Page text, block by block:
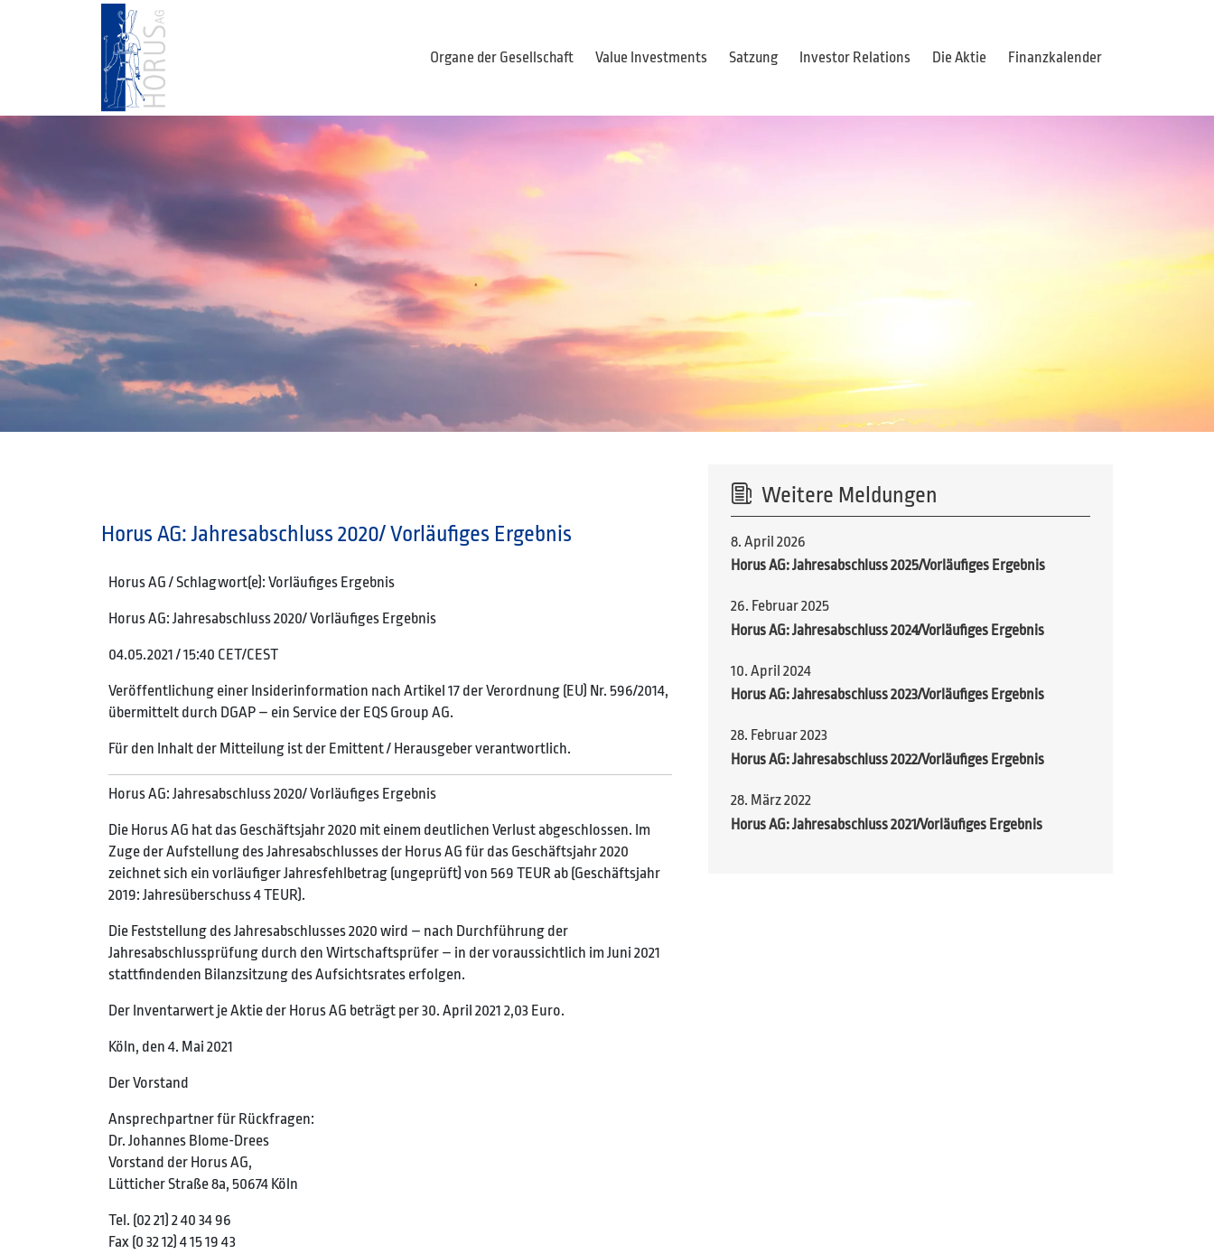
Organe der Gesellschaft Value Investments Satzung Investor Relations Die Aktie Finanzkalender
Horus AG: Jahresabschluss 2020/ Vorläufiges Ergebnis
Horus AG / Schlagwort(e): Vorläufiges Ergebnis
Horus AG: Jahresabschluss 2020/ Vorläufiges Ergebnis
04.05.2021 / 15:40 CET/CEST
Veröffentlichung einer Insiderinformation nach Artikel 17 der Verordnung (EU) Nr. 596/2014,
übermittelt durch DGAP – ein Service der EQS Group AG.
Für den Inhalt der Mitteilung ist der Emittent / Herausgeber verantwortlich.
Horus AG: Jahresabschluss 2020/ Vorläufiges Ergebnis
Die Horus AG hat das Geschäftsjahr 2020 mit einem deutlichen Verlust abgeschlossen. Im
Zuge der Aufstellung des Jahresabschlusses der Horus AG für das Geschäftsjahr 2020
zeichnet sich ein vorläufiger Jahresfehlbetrag (ungeprüft) von 569 TEUR ab (Geschäftsjahr
2019: Jahresüberschuss 4 TEUR).
Die Feststellung des Jahresabschlusses 2020 wird – nach Durchführung der
Jahresabschlussprüfung durch den Wirtschaftsprüfer – in der voraussichtlich im Juni 2021
stattfindenden Bilanzsitzung des Aufsichtsrates erfolgen.
Der Inventarwert je Aktie der Horus AG beträgt per 30. April 2021 2,03 Euro.
Köln, den 4. Mai 2021
Der Vorstand
Ansprechpartner für Rückfragen:
Dr. Johannes Blome-Drees
Vorstand der Horus AG,
Lütticher Straße 8a, 50674 Köln
Tel. (02 21) 2 40 34 96
Fax (0 32 12) 4 15 19 43
Weitere Meldungen
8. April 2026
Horus AG: Jahresabschluss 2025/Vorläufiges Ergebnis
26. Februar 2025
Horus AG: Jahresabschluss 2024/Vorläufiges Ergebnis
10. April 2024
Horus AG: Jahresabschluss 2023/Vorläufiges Ergebnis
28. Februar 2023
Horus AG: Jahresabschluss 2022/Vorläufiges Ergebnis
28. März 2022
Horus AG: Jahresabschluss 2021/Vorläufiges Ergebnis